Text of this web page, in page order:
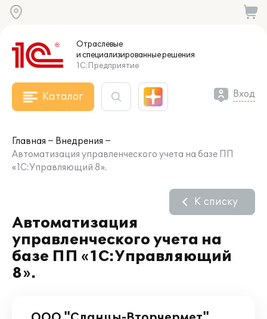
Отраслевые
и специализированныерешения
1С:Предприятие
Каталог Вход
Главная
Внедрения
Автоматизация управленческого учета на базе ПП
«1С:Управляющий 8».
Автоматизация
управленческого учета на
базе ПП «1С:Управляющий
8».
К списку